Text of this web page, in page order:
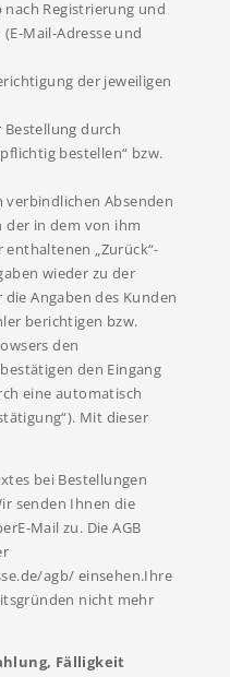
Registrierung und
Mail-Adresse und
der jeweiligen
durch
bestellen“ bzw.
verbindlichen Absenden
der in dem von ihm
„Zurück“-
wieder zu der
Angaben des Kunden
berichtigen bzw.
den
den Eingang
eine automatisch
Mit dieser
bei Bestellungen
senden Ihnen die
Mail zu. Die AGB
agb/ einsehen.Ihre
nicht mehr
Fälligkeit